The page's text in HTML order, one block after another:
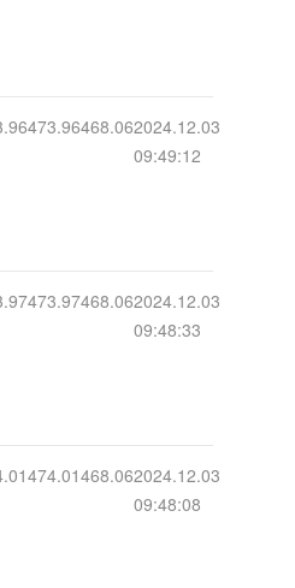
473.96468.062024.12.03
09:49:12
473.97468.062024.12.03
09:48:33
474.01468.062024.12.03
09:48:08